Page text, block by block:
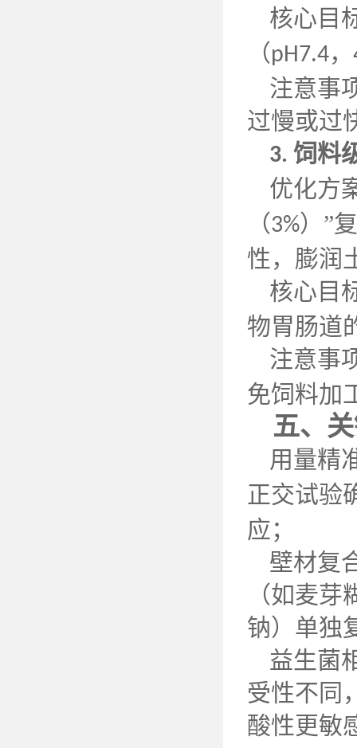
核心目
（pH7.4，
注意事
过慢或过
3. 饲料
优化方
（3%）”
性，膨润
核心目
物胃肠道
注意事
免饲料加
五、
用量精
正交试验
应；
壁材复
（如麦
钠）单独
益生菌
受性不同
酸性更敏